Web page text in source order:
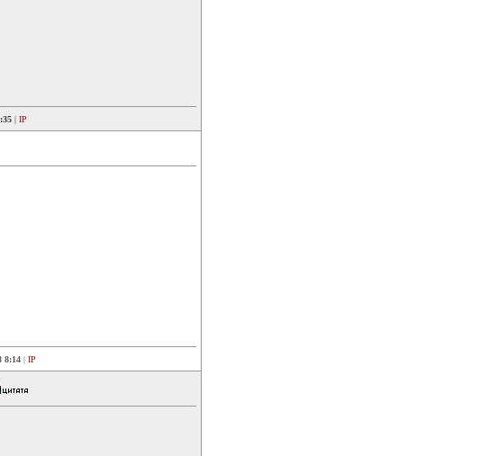
| IP
8:14 | IP